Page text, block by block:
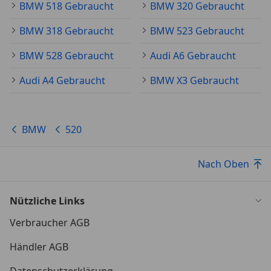
BMW 518 Gebraucht
BMW 320 Gebraucht
BMW 318 Gebraucht
BMW 523 Gebraucht
BMW 528 Gebraucht
Audi A6 Gebraucht
Audi A4 Gebraucht
BMW X3 Gebraucht
BMW 520
Nach Oben
Nützliche Links
Verbraucher AGB
Händler AGB